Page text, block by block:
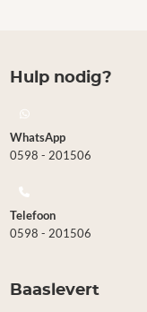
Hulp nodig?
WhatsApp
0598 - 201506
Telefoon
0598 - 201506
Baaslevert